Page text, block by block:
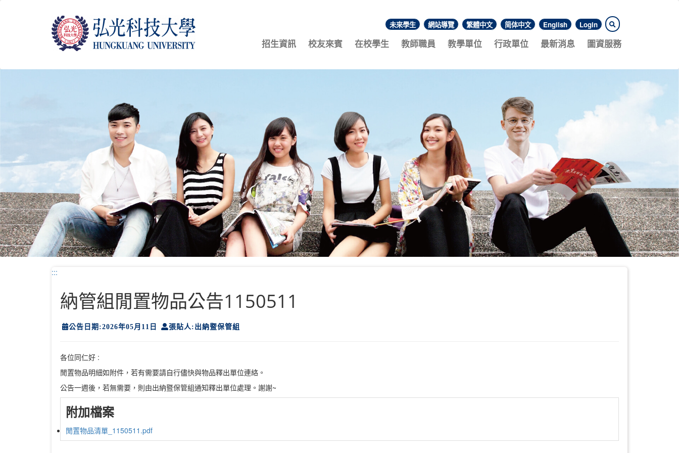
內
:::
未來學生 網站導覽 繁體中文 简体中文 English Login
招生資訊 校友來賓 在校學生 教師職員 教學單位 行政單位 最新消息 圖資服務
:::
納管組閒置物品公告1150511
公告日期:2026年05月11日 張貼人:出納暨保管組
各位同仁好 :
閒置物品明細如附件，若有需要請自行儘快與物品釋出單位連絡。
公告一週後，若無需要，則由出納暨保管組通知釋出單位處理。謝謝~
附加檔案
閒置物品清單_1150511.pdf